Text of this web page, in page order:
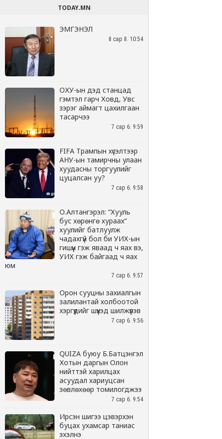
TODAY.MN
ЭМГЭНЭЛ
8 сар 8. 10:54
ОХУ-ын дэд станцад
гэмтэл гарч Ховд, Увс
зэрэг аймагт цахилгаан
тасарчээ
7 сар 6. 9:59
FIFA Трампын хүсэлтээр
АНУ-ын тамирчны улаан
хуудасны торгуулийг
цуцалсан уу?
7 сар 6. 9:58
О.Алтангэрэл: “Хууль
бус хөрөнгө хураах“
хуулийг батлуулж
чадахгүй бол би УИХ-ын
гишүүн гэж яваад ч яах вэ,
УИХ гэж байгаад ч яах
юм
7 сар 6. 9:57
Орон сууцны захиалгын
залилантай холбоотой
хэргүүдийг шүүхэд шилжүүлэв
7 сар 6. 9:56
QUIZA буюу Б.Батцэнгэл
Хотын даргын Олон
нийттэй харилцах
асуудал хариуцсан
зөвлөхөөр томилогджээ
7 сар 6. 9:54
Ирсэн шигээ цэвэрхэн
буцах ухамсар таниас
эхэлнэ